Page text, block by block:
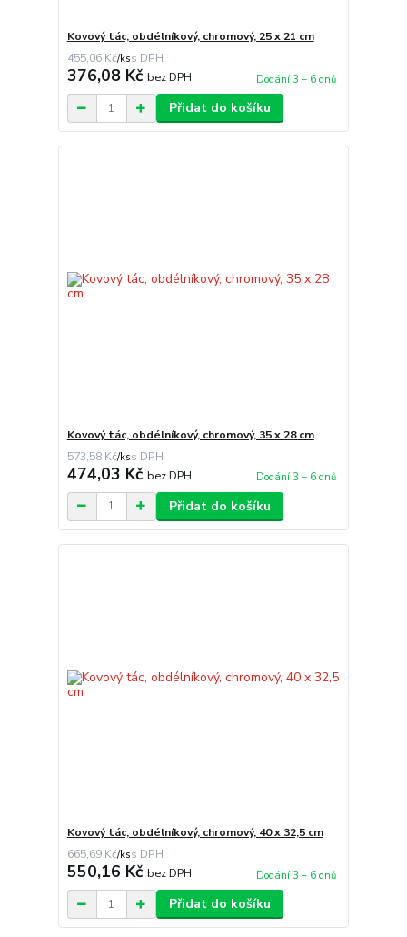
Kovový tác, obdélníkový, chromový, 25 x 21 cm
455,06 Kč/ks
376,08 Kč bez DPH Dodání 3 – 6 dnů
Přidat do košíku
Kovový tác, obdélníkový, chromový, 35 x 28 cm
573,58 Kč/ks
474,03 Kč bez DPH Dodání 3 – 6 dnů
Přidat do košíku
Kovový tác, obdélníkový, chromový, 40 x 32,5 cm
665,69 Kč/ks
550,16 Kč bez DPH Dodání 3 – 6 dnů
Přidat do košíku